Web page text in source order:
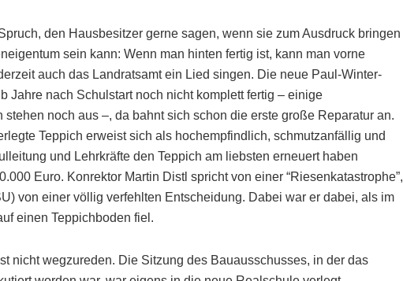
den Hausbesitzer gerne sagen, wenn sie zum Ausdruck bringen
sein kann: Wenn man hinten fertig ist, kann man vorne
auch das Landratsamt ein Lied singen. Die neue Paul-Winter-
Jahre nach Schulstart noch nicht komplett fertig – einige
stehen noch aus –, da bahnt sich schon die erste große Reparatur an.
Teppich erweist sich als hochempfindlich, schmutzanfällig und
und Lehrkräfte den Teppich am liebsten erneuert haben
Euro. Konrektor Martin Distl spricht von einer “Riesenkatastrophe”,
von einer völlig verfehlten Entscheidung. Dabei war er dabei, als im
einen Teppichboden fiel.
nicht wegzureden. Die Sitzung des Bauausschusses, in der das